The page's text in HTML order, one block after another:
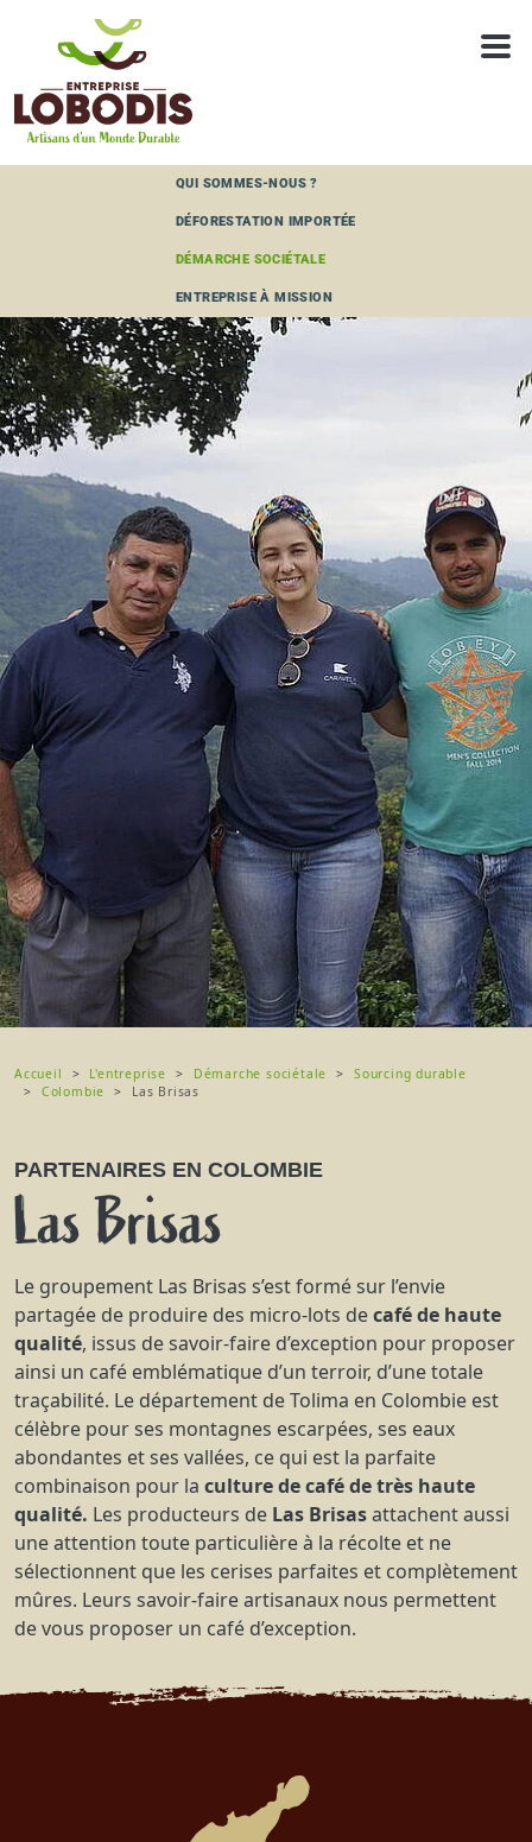
QUI SOMMES-NOUS ?
DÉFORESTATION IMPORTÉE
DÉMARCHE SOCIÉTALE
ENTREPRISE À MISSION
LAS BRISAS
Accueil L'entreprise Démarche sociétale
Sourcing durable
Colombie
Las Brisas
PARTENAIRES EN COLOMBIE
Las Brisas
Le groupement Las Brisas s’est formé sur l’envie
partagée de produire des micro-lots decafé de haute
qualité, issus de savoir-faire d’exception pour proposer
ainsi un café emblématique d’un terroir, d’une totale
traçabilité. Le département de Tolima en Colombie est
célèbre pour ses montagnes escarpées, ses eaux
abondantes et ses vallées, ce qui est la parfaite
combinaison pour la culture de café de très haute
qualité. Les producteurs de Las Brisasattachent aussi
une attention toute particulière à la récolte et ne
sélectionnent que les cerises parfaites et complètement
mûres. Leurs savoir-faire artisanaux nous permettent
de vous proposer un café d’exception.
Panneau de gestion des cookies